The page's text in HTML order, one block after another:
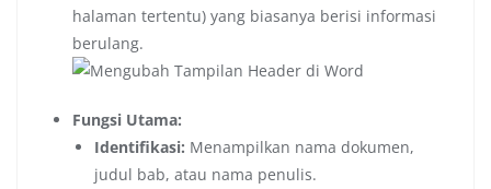
halaman tertentu) yang biasanya berisi informasi
berulang.
Fungsi Utama:
Identifikasi: Menampilkan nama dokumen,
judul bab, atau nama penulis.